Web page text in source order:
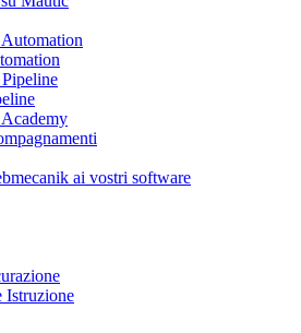
ai vostri software
Istruzione